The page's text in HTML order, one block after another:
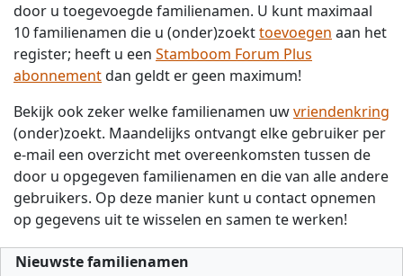
door u toegevoegde familienamen. U kunt maximaal
10 familienamen die u (onder)zoekttoevoegen aan het
register; heeft u een Stamboom Forum Plus
abonnementdan geldt er geen maximum!
Bekijk ook zeker welke familienamen uwvriendenkring
(onder)zoekt. Maandelijks ontvangt elke gebruiker per
e-mail een overzicht met overeenkomsten tussen de
door u opgegeven familienamen en die van alle andere
gebruikers. Op deze manier kunt u contact opnemen
op gegevens uit te wisselen en samen te werken!
Nieuwste familienamen